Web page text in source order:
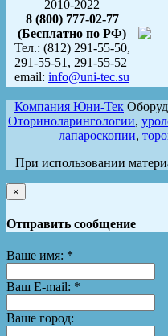
2010-2022
8 (800) 777-02-77
(Бесплатно по РФ)
Тел.: (812) 291-55-50,
291-55-51, 291-55-52
email: info@uni-tec.su
Компания Юни-Тек
Оториноларингологии,
лапароскопии,
При использовании
×
Отправить сообщение
Ваше имя: *
Ваш E-mail: *
Ваше город: